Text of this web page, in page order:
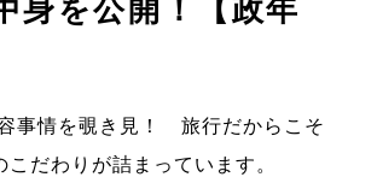
身を公開！【政年
事情を覗き見！ 旅行だからこそ
だわりが詰まっています。